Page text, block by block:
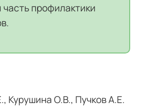
профилактики
Курушина О.В., Пучков А.Е.